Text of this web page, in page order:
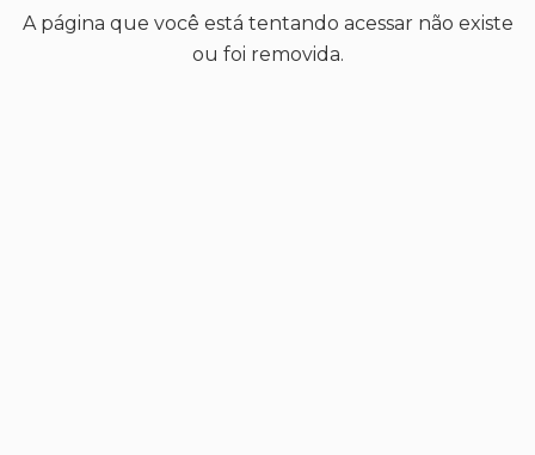
A página que você está tentando acessar não existe
ou foi removida.